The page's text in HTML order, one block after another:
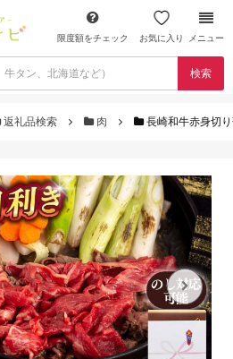
限度額をチェック お気に入り メニュー
検索
返礼品検索 肉 長崎和牛赤身切